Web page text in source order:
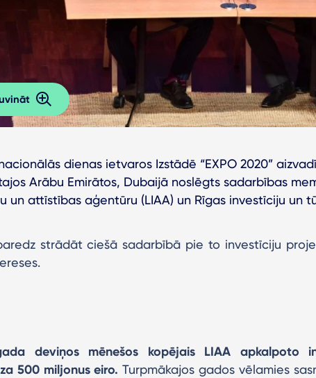
dienas ietvaros Izstādē “EXPO 2020”
Arābu Emirātos, Dubaijā noslēgts sadarbības
un attīstības aģentūru (LIAA) un Rīgas investīciju un
strādāt ciešā sadarbībā pie to investīciju
deviņos mēnešos kopējais LIAA apkalpoto
500 miljonus eiro. Turpmākajos gados vēlamies